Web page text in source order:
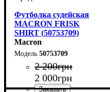
Футболка судейская
MACRON FRISK
SHIRT (50753709)
Macron
50753709
2 200грн
2 000грн